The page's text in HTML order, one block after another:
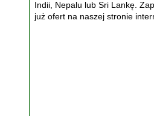
Indii, Nepalu lub Sri Lankę.
już ofert na naszej stronie